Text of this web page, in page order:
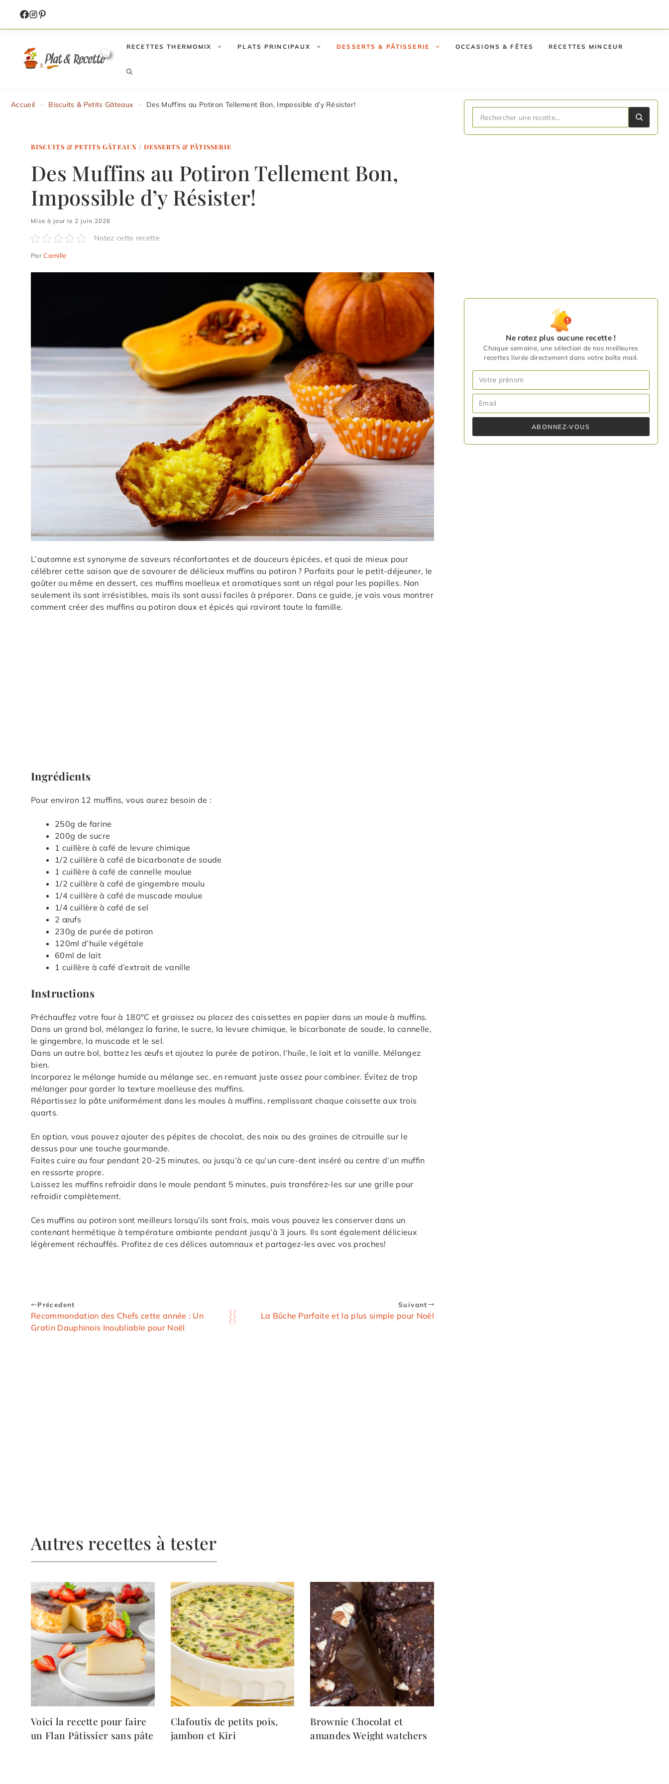
contenu
RECETTES THERMOMIX PLATS PRINCIPAUX DESSERTS & PÂTISSERIE OCCASIONS & FÊTES RECETTES MINCEUR
Accueil - Biscuits & Petits Gâteaux - Des Muffins au Potiron Tellement Bon, Impossible d’y Résister!
BISCUITS & PETITS GÂTEAUX / DESSERTS & PÂTISSERIE
Des Muffins au Potiron Tellement Bon,
Impossible d’y Résister!
Mise à jour le 2 juin 2026
Notez cette recette
ParCamille
L’automne est synonyme de saveurs réconfortantes et de douceurs épicées, et quoi de mieux pour
célébrer cette saison que de savourer de délicieux muffins au potiron ? Parfaits pour le petit-déjeuner, le
goûter ou même en dessert, ces muffins moelleux et aromatiques sont un régal pour les papilles. Non
seulement ils sont irrésistibles, mais ils sont aussi faciles à préparer. Dans ce guide, je vais vous montrer
comment créer des muffins au potiron doux et épicés qui raviront toute la famille.
Ingrédients
Pour environ 12 muffins, vous aurez besoin de :
250g de farine
200g de sucre
1 cuillère à café de levure chimique
1/2 cuillère à café de bicarbonate de soude
1 cuillère à café de cannelle moulue
1/2 cuillère à café de gingembre moulu
1/4 cuillère à café de muscade moulue
1/4 cuillère à café de sel
2 œufs
230g de purée de potiron
120ml d’huile végétale
60ml de lait
1 cuillère à café d’extrait de vanille
Instructions
Préchauffez votre four à 180°C et graissez ou placez des caissettes en papier dans un moule à muffins.
Dans un grand bol, mélangez la farine, le sucre, la levure chimique, le bicarbonate de soude, la cannelle,
le gingembre, la muscade et le sel.
Dans un autre bol, battez les œufs et ajoutez la purée de potiron, l’huile, le lait et la vanille. Mélangez
bien.
Incorporez le mélange humide au mélange sec, en remuant juste assez pour combiner. Évitez de trop
mélanger pour garder la texture moelleuse des muffins.
Répartissez la pâte uniformément dans les moules à muffins, remplissant chaque caissette aux trois
quarts.
En option, vous pouvez ajouter des pépites de chocolat, des noix ou des graines de citrouille sur le
dessus pour une touche gourmande.
Faites cuire au four pendant 20-25 minutes, ou jusqu’à ce qu’un cure-dent inséré au centre d’un muffin
en ressorte propre.
Laissez les muffins refroidir dans le moule pendant 5 minutes, puis transférez-les sur une grille pour
refroidir complètement.
Ces muffins au potiron sont meilleurs lorsqu’ils sont frais, mais vous pouvez les conserver dans un
contenant hermétique à température ambiante pendant jusqu’à 3 jours. Ils sont également délicieux
légèrement réchauffés. Profitez de ces délices automnaux et partagez-les avec vos proches!
Précedent
Recommandation des Chefs cette année : Un
Gratin Dauphinois Inoubliable pour Noël
Suivant
La Bûche Parfaite et la plus simple pour Noël
Autres recettes à tester
Voici la recette pour faire
un Flan Pâtissier sans pâte
Clafoutis de petits pois,
jambon et Kiri
Brownie Chocolat et
amandes Weight watchers
Ne ratez plus aucune recette !
Chaque semaine, une sélection de nos meilleures
recettes livrée directement dans votre boîte mail.
ABONNEZ-VOUS